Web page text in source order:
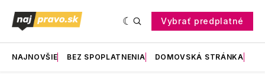
Vybrať predplatné
NAJNOVŠIE BEZ SPOPLATNENIA DOMOVSKÁ STRÁNKA